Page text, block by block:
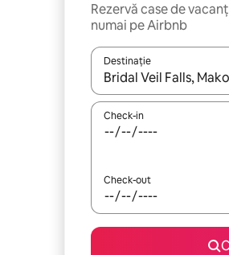
Rezervă case de
numai pe Airbnb
Destinație
Când se încarcă
Check-in
Check-out